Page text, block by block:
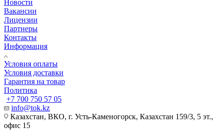
Новости
Вакансии
Лицензии
Партнеры
Контакты
Информация
Условия оплаты
Условия доставки
Гарантия на товар
Политика
+7 700 750 57 05
info@tok.kz
Казахстан, ВКО, г. Усть-Каменогорск, Казахстан 159/3, 5 эт.,
офис 15